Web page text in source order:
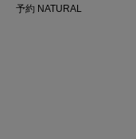
予約 NATURAL